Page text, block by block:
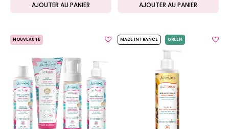
AJOUTER AU PANIER AJOUTER AU PANIER
NOUVEAUTÉ MADE IN FRANCE GREEN